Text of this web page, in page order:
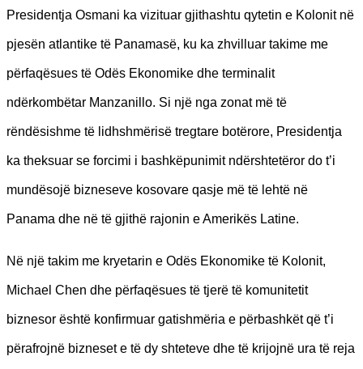
Presidentja Osmani ka vizituar gjithashtu qytetin e Kolonit në
pjesën atlantike të Panamasë, ku ka zhvilluar takime me
përfaqësues të Odës Ekonomike dhe terminalit
ndërkombëtar Manzanillo. Si një nga zonat më të
rëndësishme të lidhshmërisë tregtare botërore, Presidentja
ka theksuar se forcimi i bashkëpunimit ndërshtetëror do t’i
mundësojë bizneseve kosovare qasje më të lehtë në
Panama dhe në të gjithë rajonin e Amerikës Latine.
Në një takim me kryetarin e Odës Ekonomike të Kolonit,
Michael Chen dhe përfaqësues të tjerë të komunitetit
biznesor është konfirmuar gatishmëria e përbashkët që t’i
përafrojnë bizneset e të dy shteteve dhe të krijojnë ura të reja